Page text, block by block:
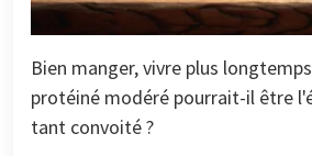
Bien manger, vivre plus
protéiné modéré pourrait-il être
tant convoité ?